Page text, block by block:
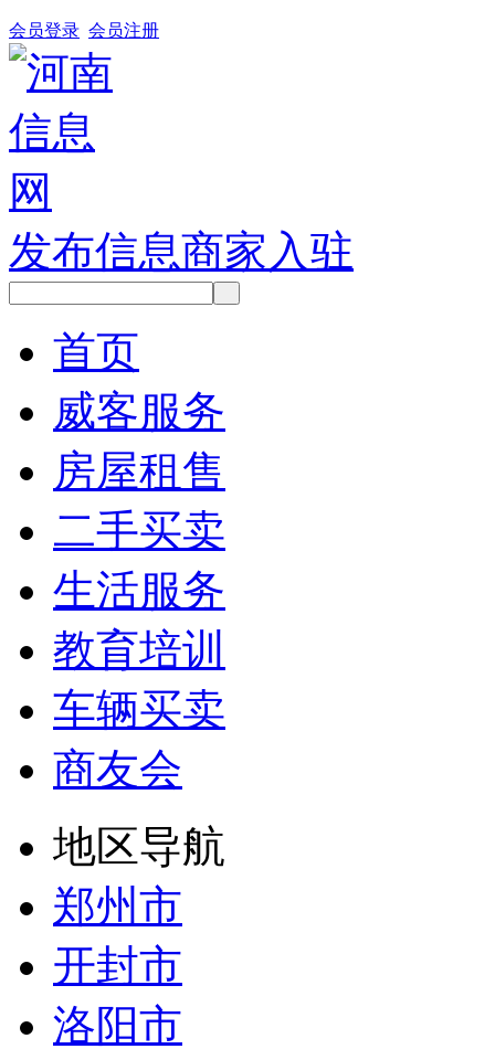
会员登录 会员注册
发布信息商家入驻
首页
威客服务
房屋租售
二手买卖
生活服务
教育培训
车辆买卖
商友会
地区导航
郑州市
开封市
洛阳市